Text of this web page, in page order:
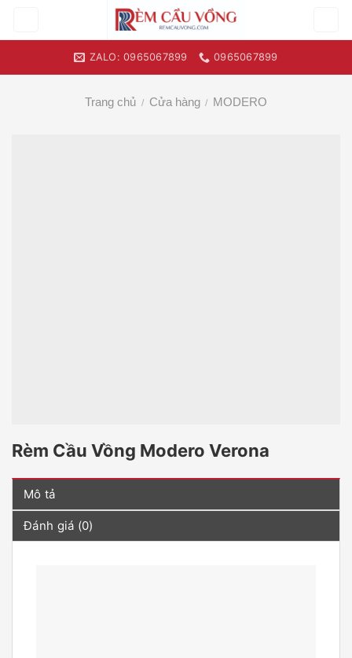
ZALO: 0965067899 0965067899
Trang chủ / Cửa hàng / MODERO
Rèm Cầu Vồng Modero Verona
Mô tả
Đánh giá (0)